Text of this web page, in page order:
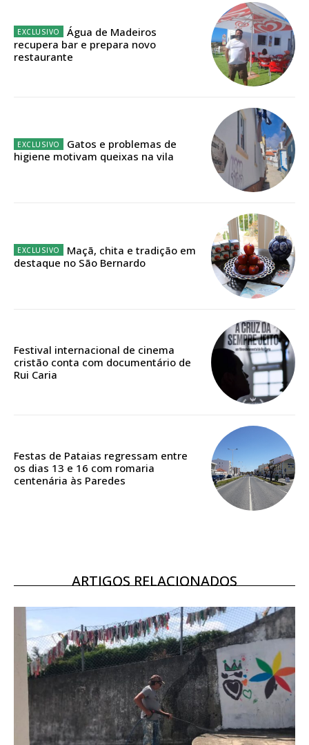
Edição em papel entregue à Quinta-feira em sua
Acesso aos conteúdos Exclusivos para
assinantes
Ofertas para assinatura anual
12 meses
Ofertas para assinatura anual
Água de Madeiros
recupera bar e prepara novo
restaurante
Gatos e problemas de
higiene motivam queixas na vila
Maçã, chita e tradição em
destaque no São Bernardo
Festival internacional de cinema
cristão conta com documentário de
Rui Caria
Festas de Pataias regressam entre
os dias 13 e 16 com romaria
centenária às Paredes
ARTIGOS RELACIONADOS